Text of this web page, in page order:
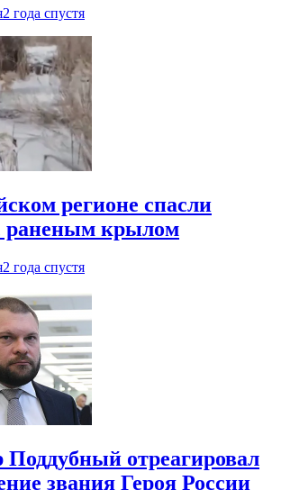
2 года спустя
регионе спасли
раненым крылом
2 года спустя
Поддубный отреагировал
звания Героя России